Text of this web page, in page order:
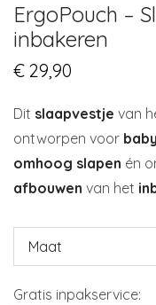
ErgoPouch –
inbakeren
€ 29,90
Dit slaapvestje van
ontworpen voor
omhoog slapen én
afbouwen van het
Maat
Gratis inpakservice: